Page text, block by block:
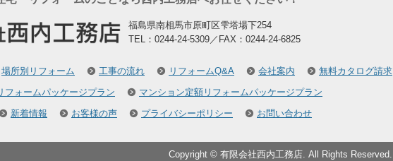
福島県南相馬市原町区雫塔場下254
TEL：0244-24-5309／FAX：0244-24-6825
場所別リフォーム 工事の流れ リフォームQ&A 会社案内
無料カタログ請求
フォームパッケージプラン
マンション定額リフォームパッケージプラン
新着情報 お客様の声 プライバシーポリシー お問い合わせ
Copyright © 有限会社西内工務店. All Rights Reserved.